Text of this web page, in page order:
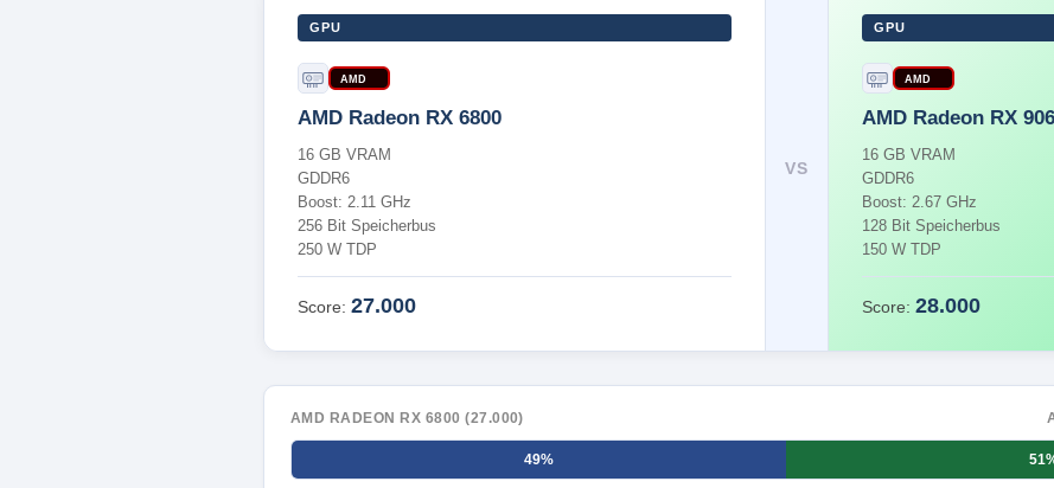
GPU
AMD
AMD Radeon RX 6800
16 GB VRAM
GDDR6
Boost: 2.11 GHz
256 Bit Speicherbus
250 W TDP
Score: 27.000
VS
GPU
AMD
AMD Radeon RX
16 GB VRAM
GDDR6
Boost: 2.67 GHz
128 Bit Speicherbus
150 W TDP
Score:28.000
AMD RADEON RX 6800 (27.000)
49%